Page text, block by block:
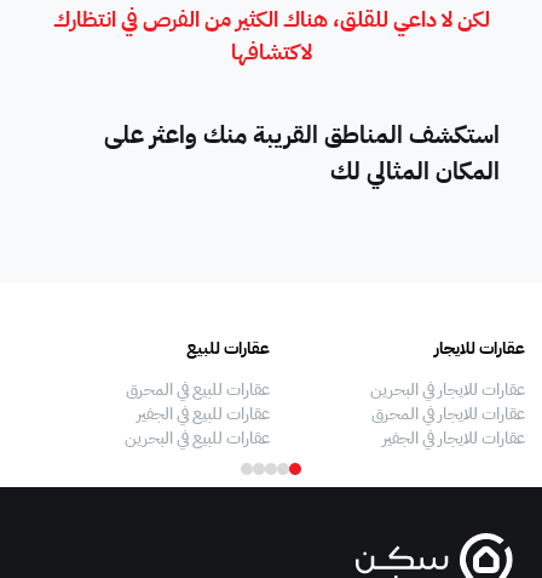
لكن لا داعي للقلق، هناك الكثير من الفرص في انتظارك
لاكتشافها
استكشف المناطق القريبة منك واعثر على
المكان المثالي لك
عقارات للايجار
عقارات للايجار في البحرين
عقارات للايجار في المحرق
عقارات للايجار في الجفير
عقارات للبيع
عقارات للبيع في المحرق
عقارات للبيع في الجفير
عقارات للبيع في البحرين